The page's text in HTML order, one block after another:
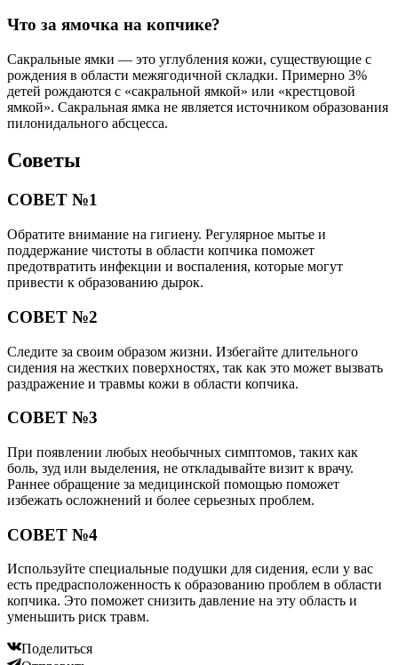
Что за ямочка на копчике?
Сакральные ямки — это углубления кожи, существующие с
рождения в области межягодичной складки. Примерно 3%
детей рождаются с «сакральной ямкой» или «крестцовой
ямкой». Сакральная ямка не является источником образования
пилонидального абсцесса.
Советы
СОВЕТ №1
Обратите внимание на гигиену. Регулярное мытье и
поддержание чистоты в области копчика поможет
предотвратить инфекции и воспаления, которые могут
привести к образованию дырок.
СОВЕТ №2
Следите за своим образом жизни. Избегайте длительного
сидения на жестких поверхностях, так как это может вызвать
раздражение и травмы кожи в области копчика.
СОВЕТ №3
При появлении любых необычных симптомов, таких как
боль, зуд или выделения, не откладывайте визит к врачу.
Раннее обращение за медицинской помощью поможет
избежать осложнений и более серьезных проблем.
СОВЕТ №4
Используйте специальные подушки для сидения, если у вас
есть предрасположенность к образованию проблем в области
копчика. Это поможет снизить давление на эту область и
уменьшить риск травм.
Поделиться